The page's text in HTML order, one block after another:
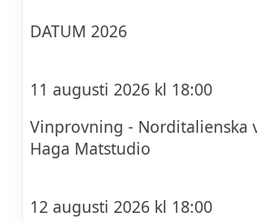
DATUM 2026
11 augusti 2026 kl 18:00
Vinprovning - Norditalienska
Haga Matstudio
12 augusti 2026 kl 18:00